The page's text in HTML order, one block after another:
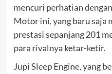
mencuri perhatian
Motor ini, yang baru saja
prestasi sepanjang 201
para rivalnya ketar-ketir.
Jupi Sleep Engine, yang